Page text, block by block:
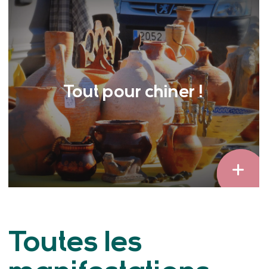
Tout pour chiner !
Toutes les